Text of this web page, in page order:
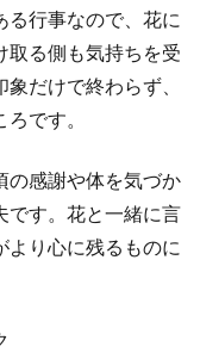
る行事なので、花に
取る側も気持ちを受
だけで終わらず、
です。
の感謝や体を気づか
です。花と一緒に言
より心に残るものに